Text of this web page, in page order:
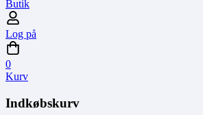
Butik
Log på
0
Kurv
Indkøbskurv